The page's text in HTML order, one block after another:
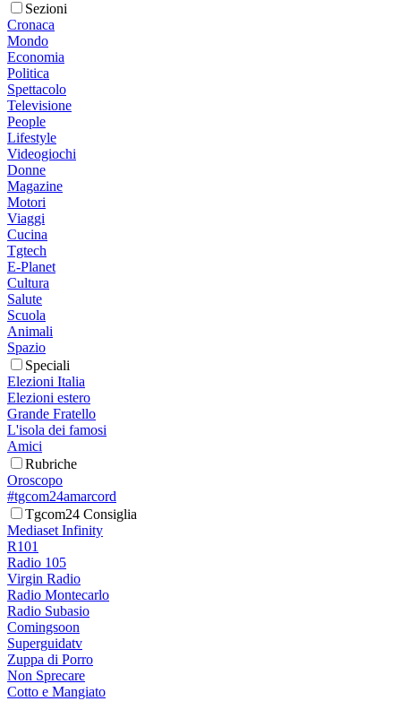
Sezioni
Cronaca
Mondo
Economia
Politica
Spettacolo
Televisione
People
Lifestyle
Videogiochi
Donne
Magazine
Motori
Viaggi
Cucina
Tgtech
E-Planet
Cultura
Salute
Scuola
Animali
Spazio
Speciali
Elezioni Italia
Elezioni estero
Grande Fratello
L'isola dei famosi
Amici
Rubriche
Oroscopo
#tgcom24amarcord
Tgcom24 Consiglia
Mediaset Infinity
R101
Radio 105
Virgin Radio
Radio Montecarlo
Radio Subasio
Comingsoon
Superguidatv
Zuppa di Porro
Non Sprecare
Cotto e Mangiato